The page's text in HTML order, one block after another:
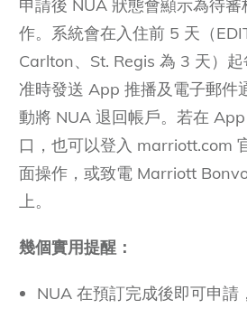
申請後 NUA 狀態會顯示為待
作。系統會在入住前 5 天（
Carlton、St. Regis 為 3 天）
准時發送 App 推播及電子郵件
動將 NUA 退回帳戶。若在
口，也可以登入 marriott.com
面操作，或致電 Marriott
上。
幾個實用提醒：
NUA 在預訂完成後即可申請